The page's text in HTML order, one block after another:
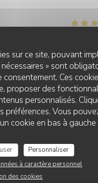
sur ce site, pouvant
» sont
Ces
proposer des
personnalisés.
préférences. Vous
cookie en bas à
Personnaliser
à caractère personnel
des cookies
:5/5 Cuisine: 5/5 Qualité /
plats sont excellents. Donc
à Lille 😃 Mention spéciale